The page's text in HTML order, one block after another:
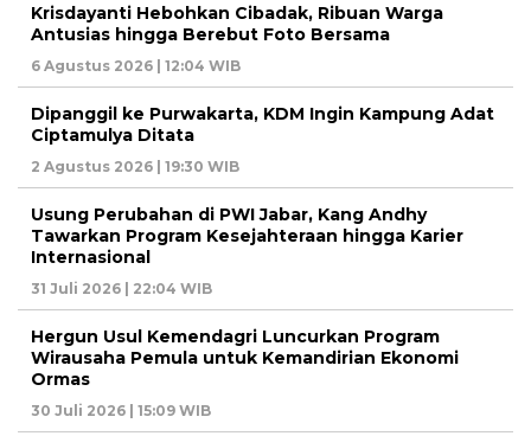
Krisdayanti Hebohkan Cibadak, Ribuan Warga
Antusias hingga Berebut Foto Bersama
6 Agustus 2026 | 12:04 WIB
Dipanggil ke Purwakarta, KDM Ingin Kampung Adat
Ciptamulya Ditata
2 Agustus 2026 | 19:30 WIB
Usung Perubahan di PWI Jabar, Kang Andhy
Tawarkan Program Kesejahteraan hingga Karier
Internasional
31 Juli 2026 | 22:04 WIB
Hergun Usul Kemendagri Luncurkan Program
Wirausaha Pemula untuk Kemandirian Ekonomi
Ormas
30 Juli 2026 | 15:09 WIB